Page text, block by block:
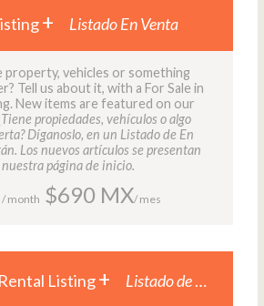
Listado En Venta
property, vehicles or something
Tell us about it, with a For Sale in
New items are featured on our
propiedades, vehículos o algo
Díganoslo, en un Listado de En
Los nuevos artículos se presentan
página de inicio.
/ month $690 MX/ mes
Listing Listado de Alquileres Vacacionales